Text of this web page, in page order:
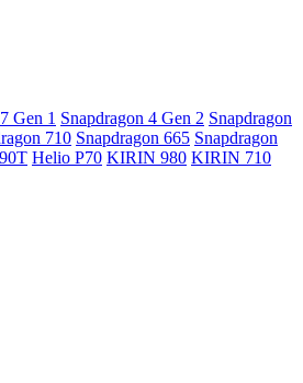
Gen 1 Snapdragon 4 Gen 2 Snapdragon
710 Snapdragon 665 Snapdragon
Helio P70 KIRIN 980 KIRIN 710